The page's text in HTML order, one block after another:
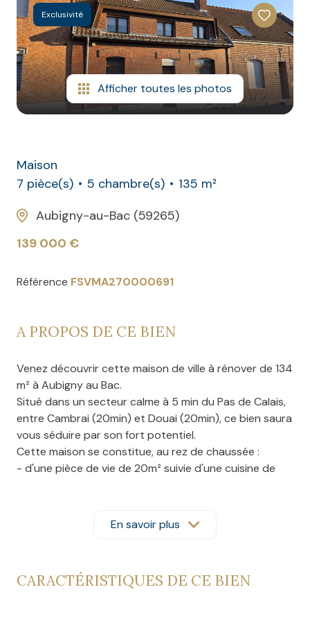
NOS
AVIS
CLIENTS
CONTACT
Exclusivité
Afficher toutes les photos
Maison
7 pièce(s)
5 chambre(s)
135 m²
Aubigny-au-Bac (59265)
139 000 €
Référence FSVMA270000691
A PROPOS DE CE BIEN
Venez découvrir cette maison de ville à rénover de 134
m² à Aubigny au Bac.
Situé dans un secteur calme à 5 min du Pas de Calais,
entre Cambrai (20min) et Douai (20min), ce bien saura
vous séduire par son fort potentiel.
Cette maison se constitue, au rez de chaussée :
- d'une pièce de vie de 20m² suivie d'une cuisine de
accueillir une camionnette, et une cave viennent
En savoir plus
CARACTÉRISTIQUES DE CE BIEN